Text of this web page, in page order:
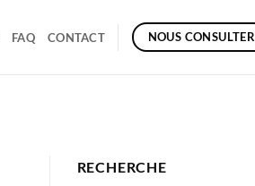
FAQ CONTACT NOUS CONSULTER
RECHERCHE